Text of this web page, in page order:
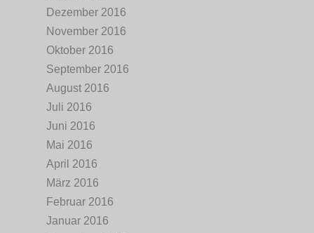
Dezember 2016
November 2016
Oktober 2016
September 2016
August 2016
Juli 2016
Juni 2016
Mai 2016
April 2016
März 2016
Februar 2016
Januar 2016